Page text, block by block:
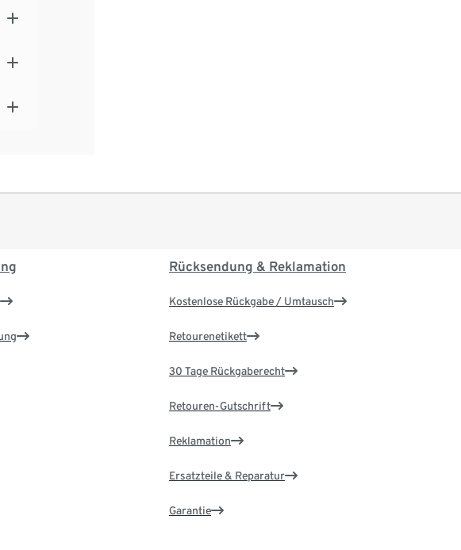
Rücksendung & Reklamation
Kostenlose Rückgabe / Umtausch
Retourenetikett
30 Tage Rückgaberecht
Retouren-Gutschrift
Reklamation
Ersatzteile & Reparatur
Garantie